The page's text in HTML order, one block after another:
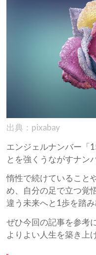
出典：pixabay
エンジェルナンバー「
とを強くうながすナン
惰性で続けていること
め、自分の足で立つ覚
違う未来へと1歩を踏
ぜひ今回の記事を参考
よりよい人生を築き上